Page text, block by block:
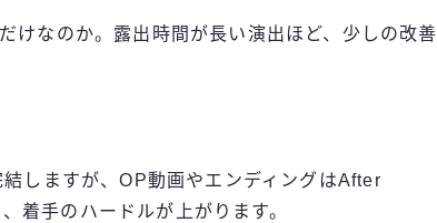
けなのか。露出時間が長い演出ほど、少しの改善
しますが、OP動画やエンディングはAfter
着手のハードルが上がります。